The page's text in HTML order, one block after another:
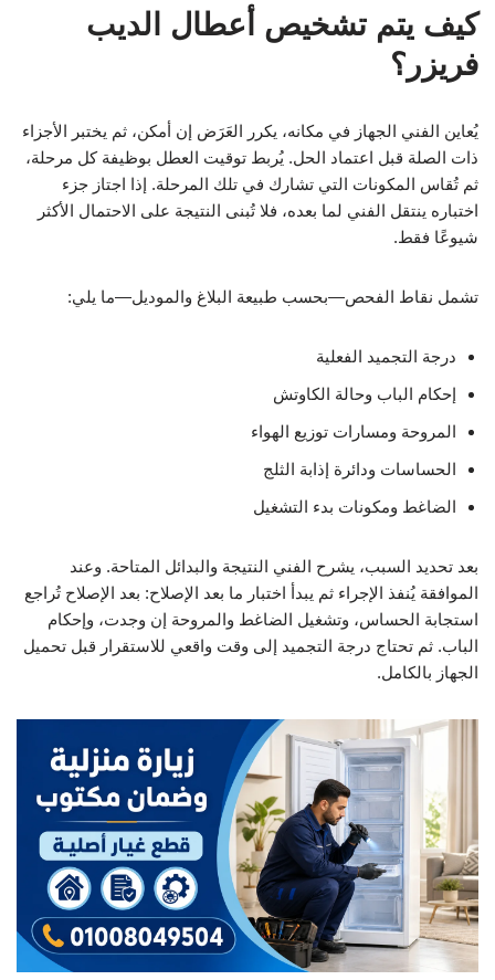
كيف يتم تشخيص أعطال الديب
فريزر؟
يُعاين الفني الجهاز في مكانه، يكرر العَرَض إن أمكن، ثم يختبر الأجزاء
ذات الصلة قبل اعتماد الحل. يُربط توقيت العطل بوظيفة كل مرحلة،
ثم تُقاس المكونات التي تشارك في تلك المرحلة. إذا اجتاز جزء
اختباره ينتقل الفني لما بعده، فلا تُبنى النتيجة على الاحتمال الأكثر
شيوعًا فقط.
تشمل نقاط الفحص—بحسب طبيعة البلاغ والموديل—ما يلي:
درجة التجميد الفعلية
إحكام الباب وحالة الكاوتش
المروحة ومسارات توزيع الهواء
الحساسات ودائرة إذابة الثلج
الضاغط ومكونات بدء التشغيل
بعد تحديد السبب، يشرح الفني النتيجة والبدائل المتاحة. وعند
الموافقة يُنفذ الإجراء ثم يبدأ اختبار ما بعد الإصلاح: بعد الإصلاح تُراجع
استجابة الحساس، وتشغيل الضاغط والمروحة إن وجدت، وإحكام
الباب. ثم تحتاج درجة التجميد إلى وقت واقعي للاستقرار قبل تحميل
الجهاز بالكامل.